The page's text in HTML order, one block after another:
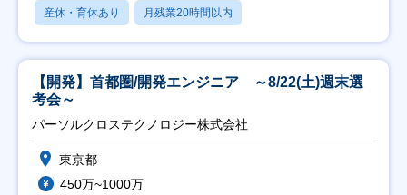
産休・育休あり 月残業20時間以内
【開発】首都圏/開発エンジニア ～8/22(土)週末選
考会～
パーソルクロステクノロジー株式会社
東京都
450万~1000万